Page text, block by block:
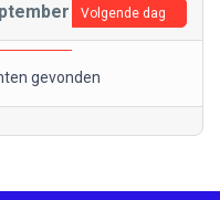
Volgende dag
gevonden